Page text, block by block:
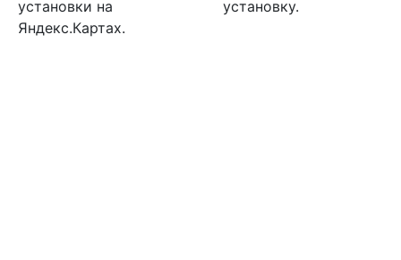
установки на
Яндекс.Картах.
установку.